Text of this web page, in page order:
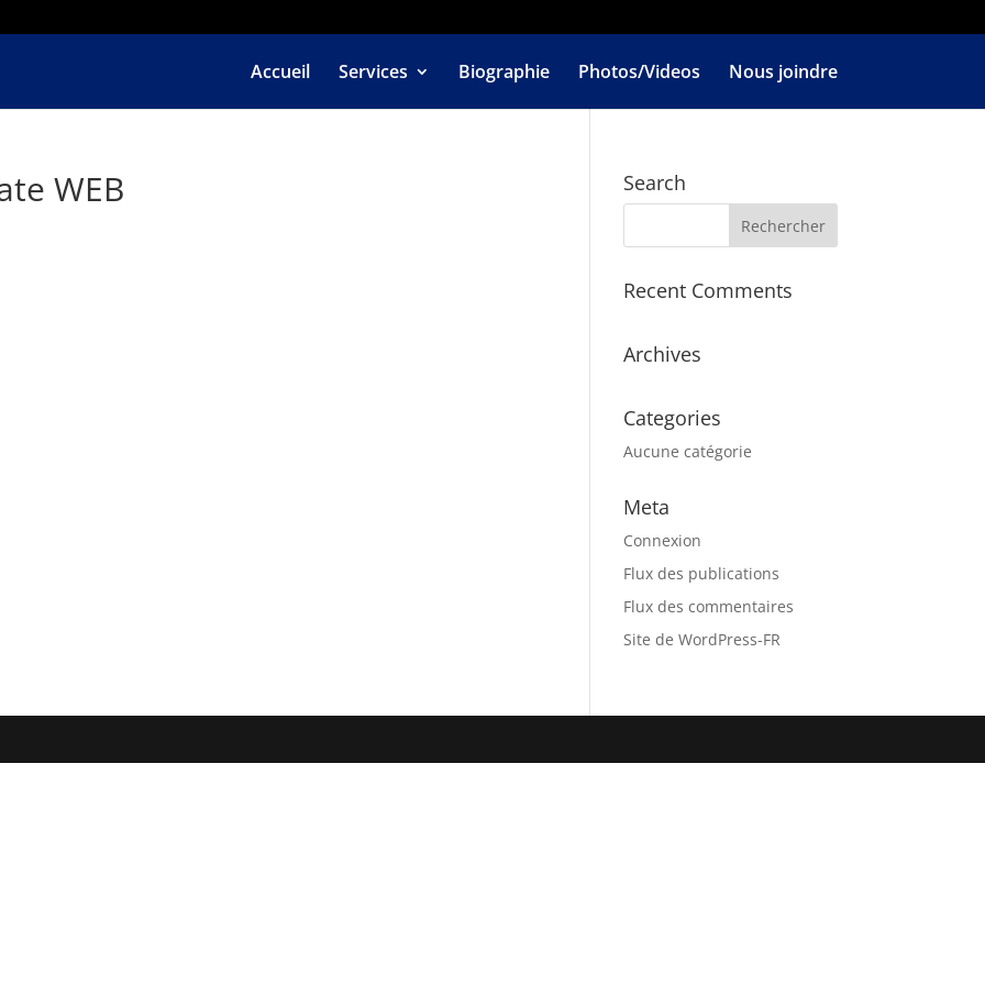
Accueil Services Biographie Photos/Videos Nous joindre
WEB Search
Recent Comments
Archives
Categories
Aucune catégorie
Meta
Connexion
Flux des publications
Flux des commentaires
Site de WordPress-FR